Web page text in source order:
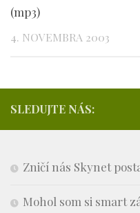
(mp3)
4. NOVEMBRA 2003
SLEDUJTE NÁS:
Zničí nás Skynet
Mohol som si smart